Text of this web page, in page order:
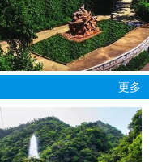
更多